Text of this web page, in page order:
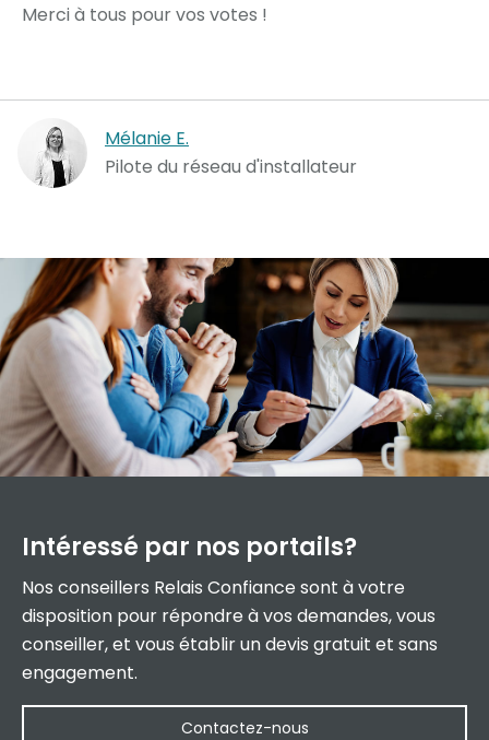
Merci à tous pour vos votes !
Mélanie E.
Pilote du réseau d'installateur
Intéressé par nos portails?
Nos conseillers Relais Confiance sont à votre
disposition pour répondre à vos demandes, vous
conseiller, et vous établir un devis gratuit et sans
engagement.
Contactez-nous